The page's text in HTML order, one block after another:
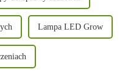
Lampa LED Grow